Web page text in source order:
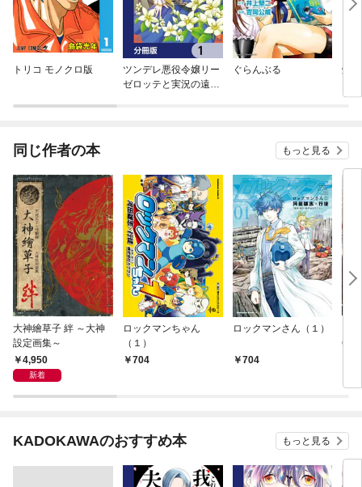
トリコ モノクロ版
ツンデレ悪役令嬢リー
ゼロッテと実況の遠藤
ぐらんぶる
爆
同じ作者の本 もっと見る
大神繪草子 絆 ～大神
設定画集～
4,950
新着
ロックマンちゃん
（１）
704
ロックマンさん（１）
704
6
KADOKAWAのおすすめ本 もっと見る